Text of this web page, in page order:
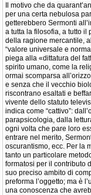
Il motivo che da
per una certa nebulosa
getterebbero Sermonti
a tutta la filosofia, a tutto il
della ragione mercantile,
“valore universale e
piega alla «dittatura del
spirito umano, come la
ormai scomparsa
e senza che il vecchio
riscontrano esaltati e
vivente dello statuto
indica come “cattivo”:
parapsicologia, dalla
ogni volta che pare loro
entrare nel merito,
oscurantismo, ecc. Per la
tanto un particolare
formatosi per il contributo
suo preciso ambito di
preforma l’oggetto; ma è
una conoscenza che